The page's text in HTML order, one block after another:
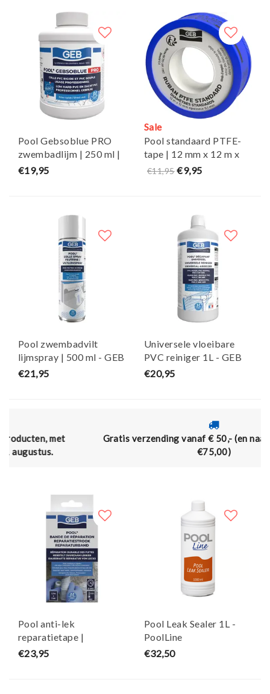
Pool Gebsoblue PRO
zwembadlijm | 250 ml |
met THF | met kwast -
€19,95
Sale
Pool standaard PTFE-
tape | 12 mm x 12 m x
0,1 mm - GEB
€11,95 €9,95
Pool zwembadvilt
lijmspray | 500 ml - GEB
€21,95
Universele vloeibare
PVC reiniger 1L - GEB
€20,95
Gratis verzending vanaf € 50,- (en naar België vanaf
Pool anti-lek
reparatietape |
glasvezeldoek | 5 cm x
€23,95
Pool Leak Sealer 1L -
PoolLine
€32,50